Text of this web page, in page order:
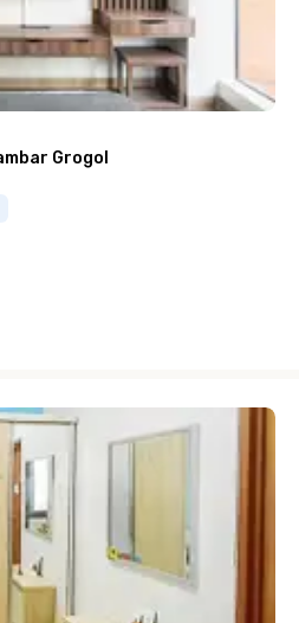
Grogol